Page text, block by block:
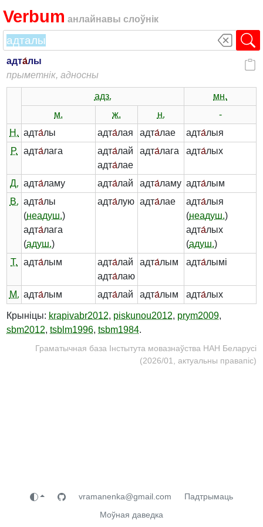
Verbum анлайнавы слоўнік
адта́лы
прыметнік, адносны
адз.
мн.
м.
ж. н.
-
Н. адта́лы адта́лая адта́лае адта́лыя
Р.
адта́лага адта́лай
адта́лае
адта́лага адта́лых
Д. адта́ламу адта́лай адта́ламу адта́лым
В. адта́лы
(неадуш.)
адта́лага
(адуш.)
адта́лую адта́лае адта́лыя
(неадуш.)
адта́лых
(адуш.)
Т.
адта́лым адта́лай
адта́лаю
адта́лым адта́лымі
М. адта́лым адта́лай адта́лым адта́лых
Крыніцы: krapivabr2012, piskunou2012, prym2009,
sbm2012, tsblm1996, tsbm1984.
Граматычная база Інстытута мовазнаўства НАН Беларусі
(2026/01, актуальны правапіс)
vramanenka@gmail.com
Падтрымаць
Моўная даведка